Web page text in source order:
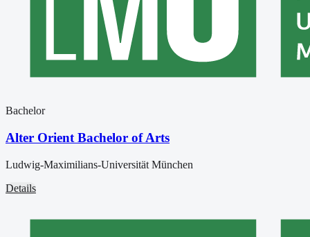
Bachelor
Alter Orient Bachelor of Arts
Ludwig-Maximilians-Universität München
Details